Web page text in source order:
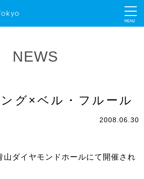
MENU
NEWS
グ×ベル・フルール
2008.06.30
山ダイヤモンドホールにて開催され